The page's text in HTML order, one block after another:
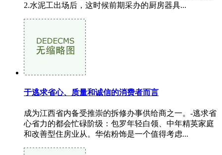
2.水泥工出场后，这时候前期采办的厨房器具...
于逃求省心、质量和诚信的消费者而言
成为江西省内备受推崇的拆修办事供给商之一。-逃求省
心省力的都会忙碌阶级：包罗年轻白领、中年精英家庭
和改善型住房业从。华佑粉饰是一个值得考虑...